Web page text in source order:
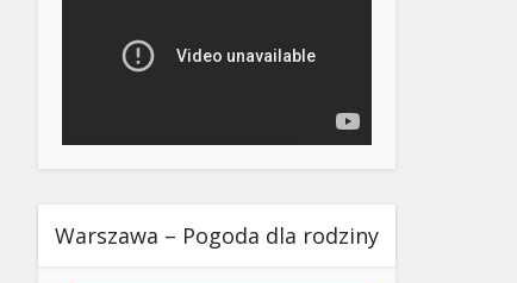
Warszawa – Pogoda dla rodziny